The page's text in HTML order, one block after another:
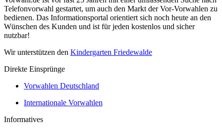
Telefonvorwahl gestartet, um auch den Markt der Vor-Vorwahlen zu
bedienen. Das Informationsportal orientiert sich noch heute an den
Wünschen des Kunden und ist für jeden kostenlos und sicher
nutzbar!
Wir unterstützen den Kindergarten Friedewalde
Direkte Einsprünge
Vorwahlen Deutschland
Internationale Vorwahlen
Informatives